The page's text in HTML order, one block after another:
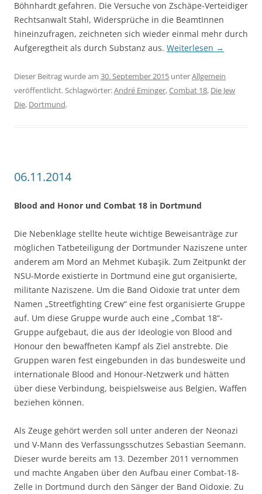
Böhnhardt gefahren. Die Versuche von Zschäpe-Verteidiger
Rechtsanwalt Stahl, Widersprüche in die BeamtInnen
hineinzufragen, zeichneten sich wieder einmal mehr durch
Aufgeregtheit als durch Substanz aus. Weiterlesen →
Dieser Beitrag wurde am 30. September 2015 unterAllgemein
veröffentlicht. Schlagwörter:André Eminger,Combat 18, Die Jew
Die, Dortmund.
06.11.2014
Blood and Honor und Combat 18 in Dortmund
Die Nebenklage stellte heute wichtige Beweisanträge zur
möglichen Tatbeteiligung der Dortmunder Naziszene unter
anderem am Mord an Mehmet Kubaşik. Zum Zeitpunkt der
NSU-Morde existierte in Dortmund eine gut organisierte,
militante Naziszene. Um die Band Oidoxie trat unter dem
Namen „Streetfighting Crew“ eine fest organisierte Gruppe
auf. Um diese Gruppe wurde auch eine „Combat 18“-
Gruppe aufgebaut, die aus der Ideologie von Blood and
Honour den bewaffneten Kampf als Ziel anstrebte. Die
Gruppen waren fest eingebunden in das bundesweite und
internationale Blood and Honour-Netzwerk und hätten
über diese Verbindung, beispielsweise aus Belgien, Waffen
beziehen können.
Als Zeuge gehört werden soll unter anderen der Neonazi
und V-Mann des Verfassungsschutzes Sebastian Seemann.
Dieser wurde bereits am 13. Dezember 2011 vernommen
und machte Angaben über den Aufbau einer Combat-18-
Zelle in Dortmund durch den Sänger der Band Oidoxie. Zu